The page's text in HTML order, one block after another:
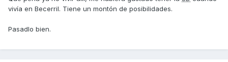
vivía en Becerril. Tiene un montón de posibilidades.
Pasadlo bien.